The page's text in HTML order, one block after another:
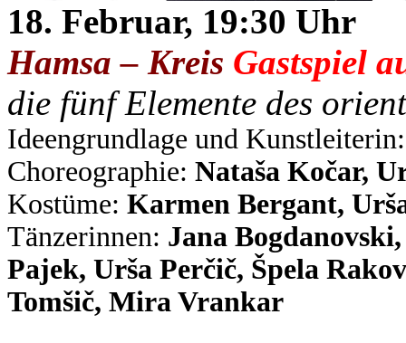
18. Februar, 19:30 Uhr
Hamsa – Kreis Gastspiel
die fünf Elemente des
Ideengrundlage und Kunstleiterin:
Choreographie: Nataša Kočar,
Kostüme: Karmen Bergant,
Tänzerinnen: Jana
Pajek, Urša Perčič, Špela
Tomšič, Mira Vrankar